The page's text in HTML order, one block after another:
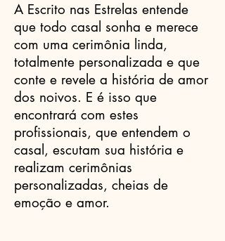
A Escrito nas Estrelas entende
que todo casal sonha e merece
com uma cerimônia linda,
totalmente personalizada e que
conte e revele a história de amor
dos noivos. E é isso que
encontrará com estes
profissionais, que entendem o
casal, escutam sua história e
realizam cerimônias
personalizadas, cheias de
emoção e amor.